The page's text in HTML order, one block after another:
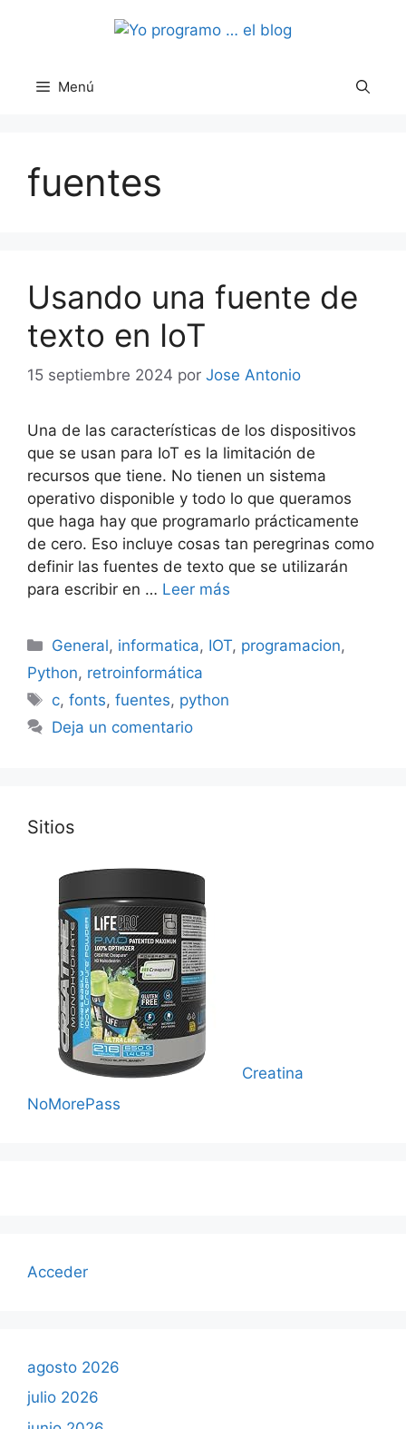
Menú
fuentes
Usando una fuente de
texto en IoT
15 septiembre 2024 por Jose Antonio
Una de las características de los dispositivos
que se usan para IoT es la limitación de
recursos que tiene. No tienen un sistema
operativo disponible y todo lo que queramos
que haga hay que programarlo prácticamente
de cero. Eso incluye cosas tan peregrinas como
definir las fuentes de texto que se utilizarán
para escribir en … Leer más
Categorías
General, informatica, IOT, programacion,
Python, retroinformática
Etiquetas
c,fonts,fuentes, python
Deja un comentario
Sitios
Creatina
NoMorePass
Acceder
agosto 2026
julio 2026